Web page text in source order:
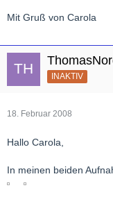
Mit Gruß von Carola
INAKTIV
18. Februar 2008
Hallo Carola,
In meinen beiden